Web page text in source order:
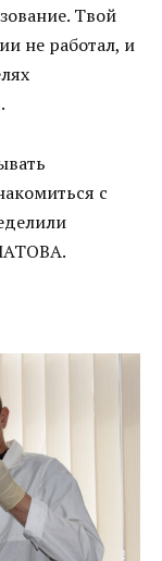
Твой
не работал, и
с